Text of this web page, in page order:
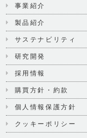
事業紹介
製品紹介
サステナビリティ
研究開発
採用情報
購買方針・約款
個人情報保護方針
クッキーポリシー